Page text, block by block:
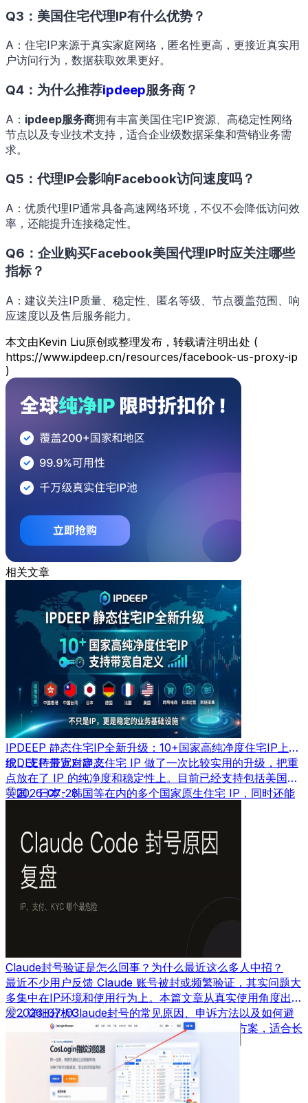
Q3：美国住宅代理IP有什么优势？
A：住宅IP来源于真实家庭网络，匿名性更高，更接近真实用
户访问行为，数据获取效果更好。
Q4：为什么推荐ipdeep服务商 ？
A： ipdeep服务商拥有丰富美国住宅IP资源、高稳定性网络
节点以及专业技术支持，适合企业级数据采集和营销业务需
求。
Q5：代理IP会影响Facebook访问速度吗？
A：优质代理IP通常具备高速网络环境，不仅不会降低访问效
率，还能提升连接稳定性。
Q6：企业购买Facebook美国代理IP时应关注哪些
指标？
A：建议关注IP质量、稳定性、匿名等级、节点覆盖范围、响
应速度以及售后服务能力。
本文由Kevin Liu原创或整理发布，转载请注明出处 (
https://www.ipdeep.cn/resources/facebook-us-proxy-ip
)
相关文章
IPDEEP 静态住宅IP全新升级：10+国家高纯净度住宅IP上
线，支持带宽自定义
IPDEEP 最近对静态住宅 IP 做了一次比较实用的升级，把重
点放在了 IP 的纯净度和稳定性上。目前已经支持包括美国、
英国、日本、韩国等在内的多个国家原生住宅 IP，同时还能
2026-07-28
Claude封号验证是怎么回事？为什么最近这么多人中招？
最近不少用户反馈 Claude 账号被封或频繁验证，其实问题大
多集中在IP环境和使用行为上。本篇文章从真实使用角度出
发，详细分析Claude封号的常见原因、申诉方法以及如何避
免再次被封，并结合实际经验给出可落地的解决方案，适合长
期使用AI工具的用户参考。
2026-07-03